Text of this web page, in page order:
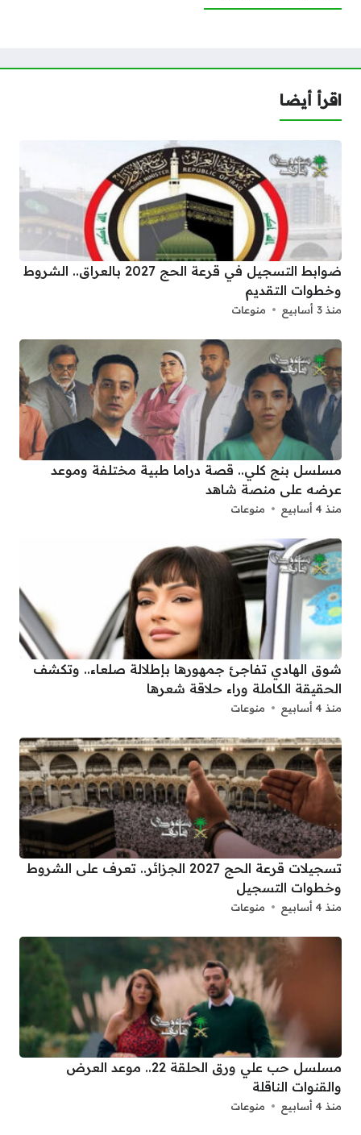
اقرأ أيضا
ضوابط التسجيل في قرعة الحج 2027 بالعراق.. الشروط
وخطوات التقديم
منذ 3 أسابيع منوعات
مسلسل بنج كلي.. قصة دراما طبية مختلفة وموعد
عرضه على منصة شاهد
منذ 4 أسابيع منوعات
شوق الهادي تفاجئ جمهورها بإطلالة صلعاء.. وتكشف
الحقيقة الكاملة وراء حلاقة شعرها
منذ 4 أسابيع منوعات
تسجيلات قرعة الحج 2027 الجزائر.. تعرف على الشروط
وخطوات التسجيل
منذ 4 أسابيع منوعات
مسلسل حب علي ورق الحلقة 22.. موعد العرض
والقنوات الناقلة
منذ 4 أسابيع منوعات